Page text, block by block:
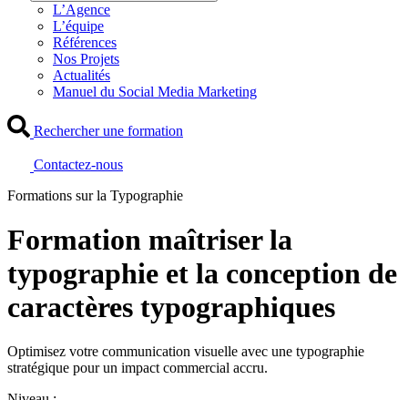
L’Agence
L’équipe
Références
Nos Projets
Actualités
Manuel du Social Media Marketing
Rechercher une formation
Contactez-nous
Formations sur la Typographie
Formation maîtriser la
typographie et la conception de
caractères typographiques
Optimisez votre communication visuelle avec une typographie
stratégique pour un impact commercial accru.